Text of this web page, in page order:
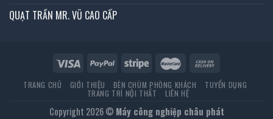
QUẠT TRẦN MR. VŨ CAO CẤP
TRANG CHỦ GIỚI THIỆU ĐÈN CHÙM PHÒNG KHÁCH TUYỂN DỤNG
TRANG TRÍ NỘI THẤT LIÊN HỆ
Copyright 2026 © Máy công nghiệp châu phát